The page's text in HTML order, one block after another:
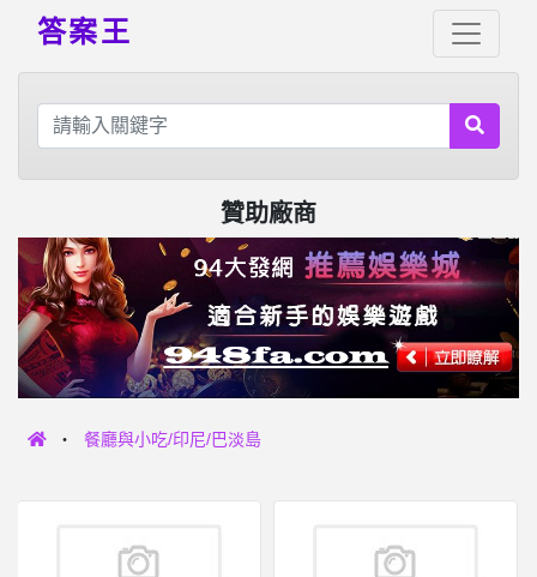
答案王
贊助廠商
餐廳與小吃/印尼/巴淡島